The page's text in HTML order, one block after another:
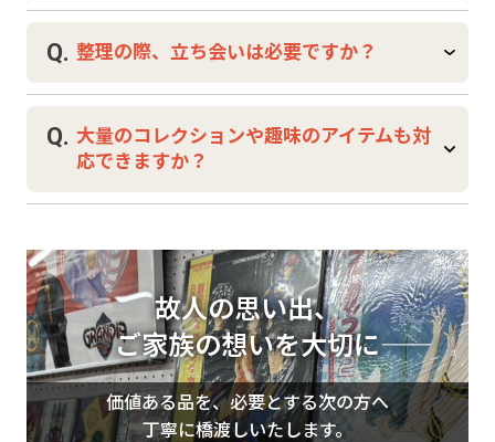
A.
続や手続きに必要な書類は必ず残しましょ
う。
レアアイテムスタジオでは処分と保管の仕分
けについてもご相談いただけます。
Q. 整理の際、立ち会いは必要ですか？
A.
すが、ご希望であれば立ち会い不要での作業
も可能です。
遠方にお住まいのご家族からのご依頼も承っ
Q. 大量のコレクションや趣味のアイテムも対
応できますか？
もまとめて査定・買取が可能です。
専門スタッフがジャンルごとに丁寧に仕分け
と査定を行いますので、大規模な整理やコレ
クション一括のご依頼も安心してお任せくだ
さい。
故人の思い出、
ご家族の想いを大切に――
価値ある品を、必要とする次の方へ
丁寧に橋渡しいたします。